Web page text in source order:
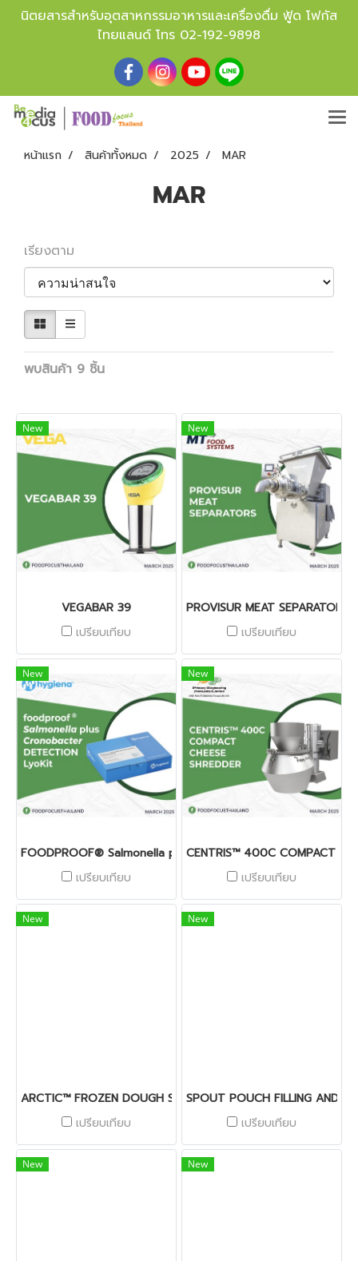
นิตยสารสำหรับอุตสาหกรรมอาหารและเครื่องดื่ม ฟู้ด โฟกัส
ไทยแลนด์ โทร 02-192-9898
หน้าแรก สินค้าทั้งหมด 2025 MAR
MAR
เรียงตาม
พบสินค้า 9 ชิ้น
New
VEGABAR 39
เปรียบเทียบ
New
PROVISUR MEAT SEPARATORS
เปรียบเทียบ
New
FOODPROOF® Salmonella plus Cronobacter DETECTION
เปรียบเทียบ
New
CENTRIS™ 400C COMPACT
เปรียบเทียบ
New
ARCTIC™ FROZEN DOUGH SOLUTIONS
เปรียบเทียบ
New
SPOUT POUCH FILLING AND
เปรียบเทียบ
New New